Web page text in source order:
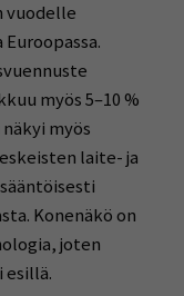
vuodelle
myös 5–10 %
myös
laite- ja
Konenäkö on
joten
esillä.